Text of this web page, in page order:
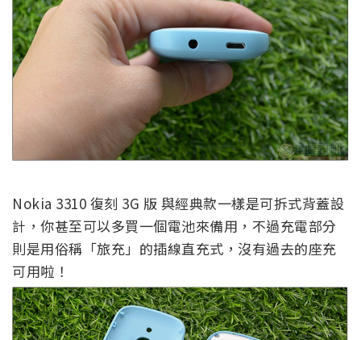
Nokia 3310 復刻 3G 版 與經典款一樣是可拆式背蓋設
計，你甚至可以多買一個電池來備用，不過充電部分
則是用俗稱「旅充」的插線直充式，沒有過去的座充
可用啦！